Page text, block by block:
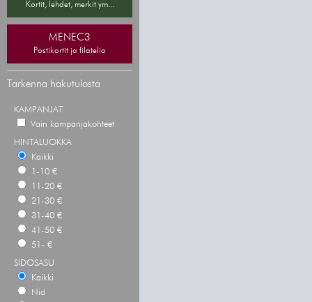
Kortit, lehdet, merkit ym...
MENEC3
Postikortit ja filatelia
Tarkenna hakutulosta
KAMPANJAT
Vain kampanjakohteet
HINTALUOKKA
Kaikki
1-10 €
11-20 €
21-30 €
31-40 €
41-50 €
51- €
SIDOSASU
Kaikki
Nid